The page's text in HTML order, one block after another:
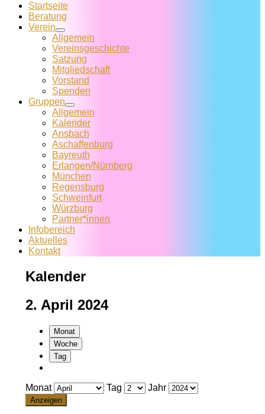
Startseite
Beratung
Verein
Allgemein
Vereins­geschichte
Satzung
Mitglied­schaft
Vorstand
Spenden
Gruppen
Allgemein
Kalender
Ansbach
Aschaffenburg
Bayreuth
Erlangen/Nürnberg
München
Regensburg
Schweinfurt
Würzburg
Partner*innen
Infobereich
Aktuelles
Kontakt
Kalender
2. April 2024
Monat
Woche
Tag
Monat Tag Jahr